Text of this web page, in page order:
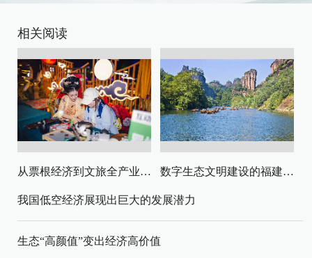
相关阅读
从票根经济到文旅全产业链升级 数字生态文明建设的福建路径与启示
我国低空经济展现出巨大的发展潜力
生态“高颜值”变出经济高价值